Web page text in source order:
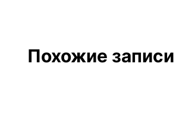
Похожие записи